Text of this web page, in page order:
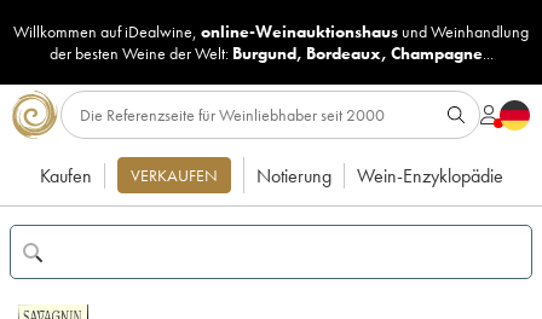
Willkommen auf iDealwine, online-Weinauktionshaus undWeinhandlung
der besten Weine der Welt: Burgund, Bordeaux, Champagne...
Kaufen VERKAUFEN Notierung Wein-Enzyklopädie